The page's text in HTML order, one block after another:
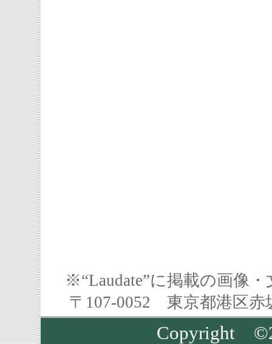
※“Laudate”に掲載の画像
〒107-0052 東京都港区
Copyright